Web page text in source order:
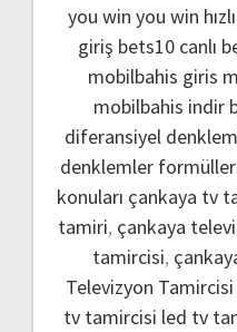
you win you win
giriş bets10 canlı
mobilbahis giris
mobilbahis indir
diferansiyel
denklemler
konuları çankaya tv
tamiri, çankaya
tamircisi,
Televizyon Tamircisi
tv tamircisi led tv